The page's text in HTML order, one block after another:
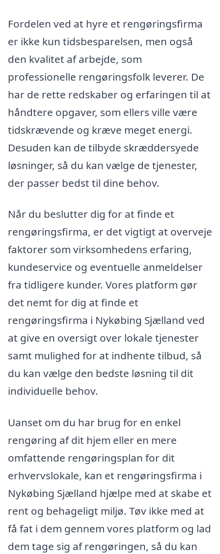
Fordelen ved at hyre et rengøringsfirma
er ikke kun tidsbesparelsen, men også
den kvalitet af arbejde, som
professionelle rengøringsfolk leverer. De
har de rette redskaber og erfaringen til at
håndtere opgaver, som ellers ville være
tidskrævende og kræve meget energi.
Desuden kan de tilbyde skræddersyede
løsninger, så du kan vælge de tjenester,
der passer bedst til dine behov.
Når du beslutter dig for at finde et
rengøringsfirma, er det vigtigt at overveje
faktorer som virksomhedens erfaring,
kundeservice og eventuelle anmeldelser
fra tidligere kunder. Vores platform gør
det nemt for dig at finde et
rengøringsfirma i Nykøbing Sjælland ved
at give en oversigt over lokale tjenester
samt mulighed for at indhente tilbud, så
du kan vælge den bedste løsning til dit
individuelle behov.
Uanset om du har brug for en enkel
rengøring af dit hjem eller en mere
omfattende rengøringsplan for dit
erhvervslokale, kan et rengøringsfirma i
Nykøbing Sjælland hjælpe med at skabe et
rent og behageligt miljø. Tøv ikke med at
få fat i dem gennem vores platform og lad
dem tage sig af rengøringen, så du kan